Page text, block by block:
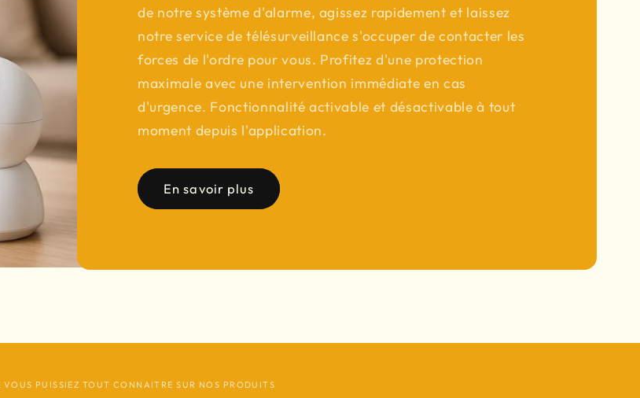
de notre système d'alarme, agissez rapidement et laissez
notre service de télésurveillance s'occuper de contacter les
forces de l'ordre pour vous. Profitez d'une protection
maximale avec une intervention immédiate en cas
d'urgence. Fonctionnalité activable et désactivable à tout
moment depuis l'application.
En savoir plus
VOUS PUISSIEZ TOUT CONNAITRE SUR NOS PRODUITS